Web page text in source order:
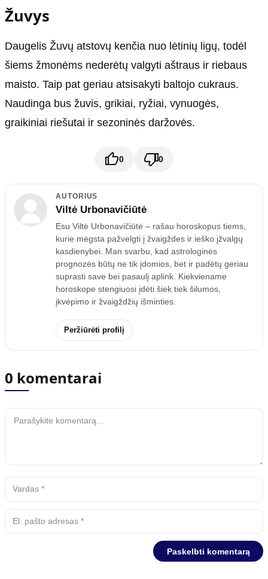
Žuvys
Daugelis Žuvų atstovų kenčia nuo lėtinių ligų, todėl
šiems žmonėms nederėtų valgyti aštraus ir riebaus
maisto. Taip pat geriau atsisakyti baltojo cukraus.
Naudinga bus žuvis, grikiai, ryžiai, vynuogės,
graikiniai riešutai ir sezoninės daržovės.
0 0
AUTORIUS
Viltė Urbonavičiūtė
Esu Viltė Urbonavičiūtė – rašau horoskopus tiems,
kurie mėgsta pažvelgti į žvaigždes ir ieško įžvalgų
kasdienybei. Man svarbu, kad astrologinės
prognozės būtų ne tik įdomios, bet ir padėtų geriau
suprasti save bei pasaulį aplink. Kiekviename
horoskope stengiuosi įdėti šiek tiek šilumos,
įkvėpimo ir žvaigždžių išminties.
Peržiūrėti profilį
0 komentarai